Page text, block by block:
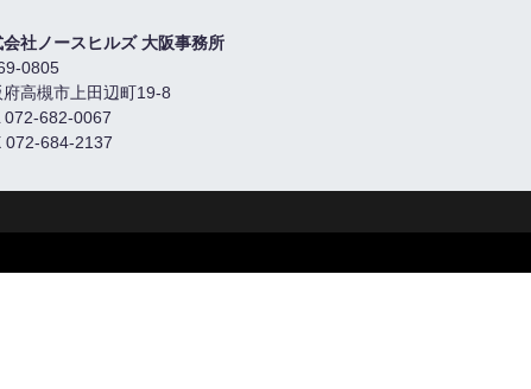
会社ノースヒルズ 大阪事務所
0805
府高槻市上田辺町19-8
072-682-0067
072-684-2137